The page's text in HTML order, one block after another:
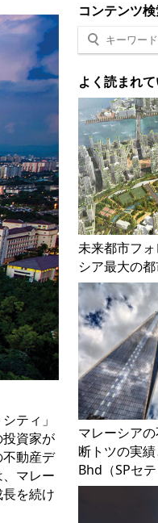
ティ」
資家が
動産デ
マレー
を続け
コンテンツ
よく読まれ
未来都市フ
シア最大の
マレーシア
断トツの実
Bhd（SPセテ